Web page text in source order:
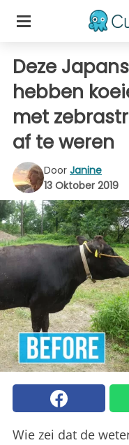
Deze
hebben
met
af te weren
Door Janine
13 Oktober 2019
Wie zei dat de